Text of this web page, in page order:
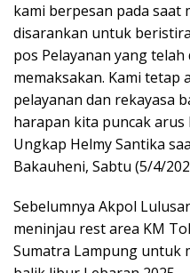
kami berpesan pada saat
disarankan untuk
pos Pelayanan yang
memaksakan. Kami tetap
pelayanan dan rekayasa
harapan kita puncak arus
Ungkap Helmy Santika
Bakauheni, Sabtu (5/4/
Sebelumnya Akpol
meninjau rest area KM
Sumatra Lampung untuk